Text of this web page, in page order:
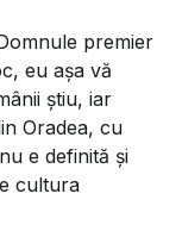
premier
eu așa vă
știu, iar
Oradea, cu
e definită și
cultura